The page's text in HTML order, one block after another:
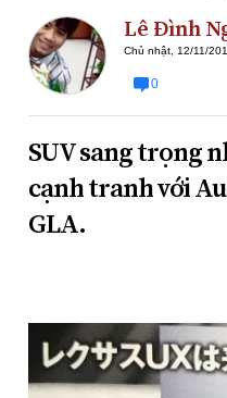
Lê Đình
Chủ nhật, 12/11/
0
SUV sang trọng
cạnh tranh với
GLA.